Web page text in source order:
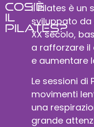
Cos'è
il
Pilates?
Il Pilates è un
sviluppato da
XX secolo,
a rafforzare il
e aumentare
Le sessioni di
movimenti
una
grande